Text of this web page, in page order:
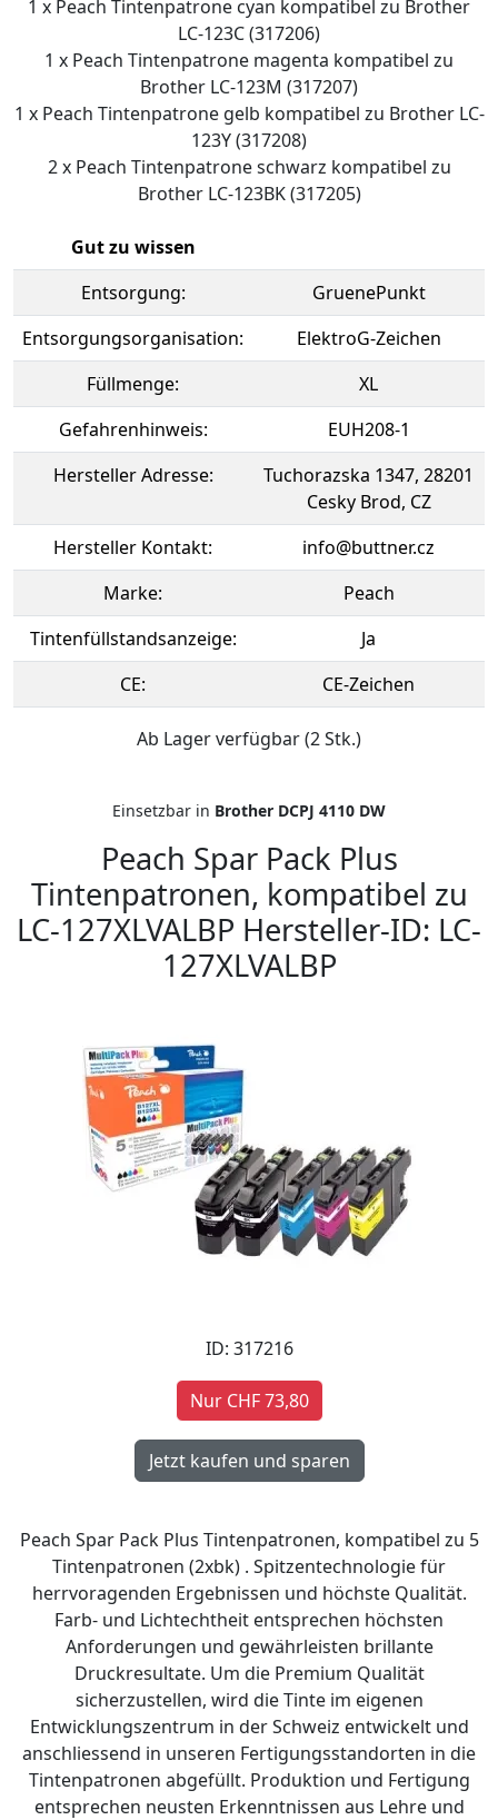
1 x Peach Tintenpatrone cyan kompatibel zu Brother
LC-123C (317206)
1 x Peach Tintenpatrone magenta kompatibel zu
Brother LC-123M (317207)
1 x Peach Tintenpatrone gelb kompatibel zu Brother LC-
123Y (317208)
2 x Peach Tintenpatrone schwarz kompatibel zu
Brother LC-123BK (317205)
Gut zu wissen
Entsorgung:
GruenePunkt
Entsorgungsorganisation:
ElektroG-Zeichen
Füllmenge:
XL
Gefahrenhinweis:
EUH208-1
Hersteller Adresse:
Tuchorazska 1347, 28201
Cesky Brod, CZ
Hersteller Kontakt:
info@buttner.cz
Marke:
Peach
Tintenfüllstandsanzeige:
Ja
CE:
CE-Zeichen
Ab Lager verfügbar (2 Stk.)
Einsetzbar in Brother DCPJ 4110 DW
Peach Spar Pack Plus
Tintenpatronen, kompatibel zu
LC-127XLVALBP Hersteller-ID: LC-
127XLVALBP
ID: 317216
Nur CHF 73,80
Peach Spar Pack Plus Tintenpatronen, kompatibel zu 5
Tintenpatronen (2xbk) . Spitzentechnologie für
herrvoragenden Ergebnissen und höchste Qualität.
Farb- und Lichtechtheit entsprechen höchsten
Anforderungen und gewährleisten brillante
Druckresultate. Um die Premium Qualität
sicherzustellen, wird die Tinte im eigenen
Entwicklungszentrum in der Schweiz entwickelt und
anschliessend in unseren Fertigungsstandorten in die
Tintenpatronen abgefüllt. Produktion und Fertigung
entsprechen neusten Erkenntnissen aus Lehre und